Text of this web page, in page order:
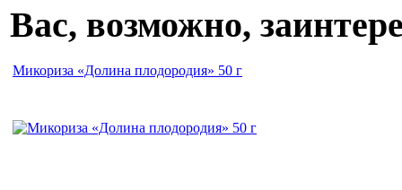
Вас, возможно,
Микориза «Долина плодородия» 50 г